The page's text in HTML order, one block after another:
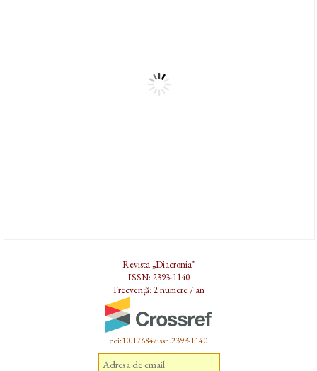
Revista „Diacronia”
ISSN: 2393-1140
Frecvență: 2 numere / an
doi:10.17684/issn.2393-1140